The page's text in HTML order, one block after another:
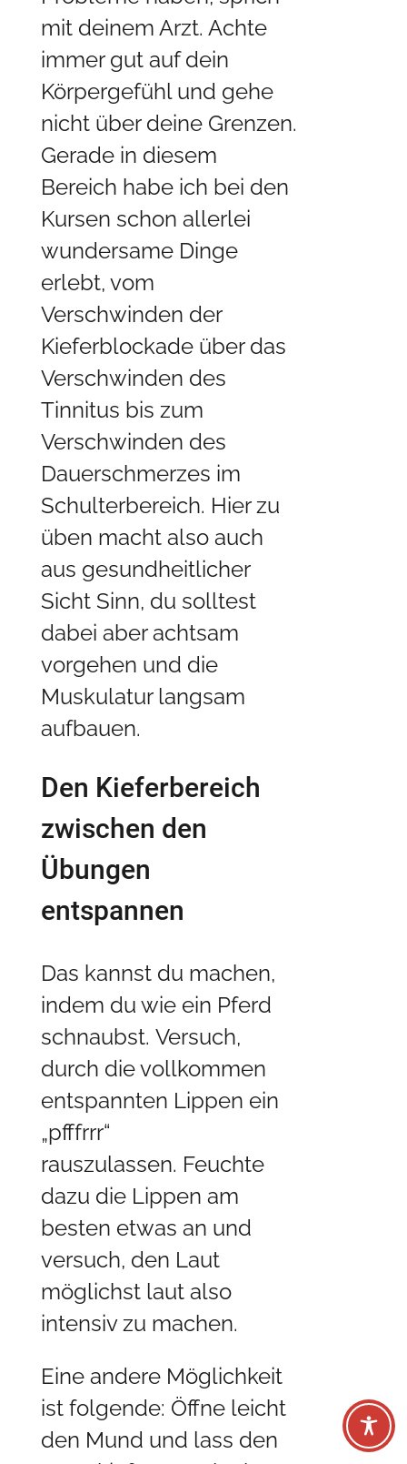
mit deinem Arzt. Achte
immer gut auf dein
Körpergefühl und gehe
nicht über deine Grenzen.
Gerade in diesem
Bereich habe ich bei den
Kursen schon allerlei
wundersame Dinge
erlebt, vom
Verschwinden der
Kieferblockade über das
Verschwinden des
Tinnitus bis zum
Verschwinden des
Dauerschmerzes im
Schulterbereich. Hier zu
üben macht also auch
aus gesundheitlicher
Sicht Sinn, du solltest
dabei aber achtsam
vorgehen und die
Muskulatur langsam
aufbauen.
Den Kieferbereich
zwischen den
Übungen
entspannen
Das kannst du machen,
indem du wie ein Pferd
schnaubst. Versuch,
durch die vollkommen
entspannten Lippen ein
„pfffrrr“
rauszulassen. Feuchte
dazu die Lippen am
besten etwas an und
versuch, den Laut
möglichst laut also
intensiv zu machen.
Eine andere Möglichkeit
ist folgende: Öffne leicht
den Mund und lass den